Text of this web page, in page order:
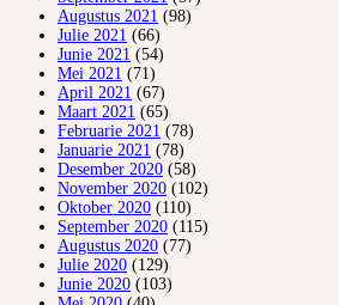
Augustus 2021 (98)
Julie 2021 (66)
Junie 2021 (54)
Mei 2021 (71)
April 2021 (67)
Maart 2021 (65)
Februarie 2021 (78)
Januarie 2021 (78)
Desember 2020 (58)
November 2020 (102)
Oktober 2020 (110)
September 2020 (115)
Augustus 2020 (77)
Julie 2020 (129)
Junie 2020 (103)